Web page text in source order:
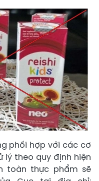
phối hợp với các cơ
lý theo quy định hiện
toàn thực phẩm sẽ